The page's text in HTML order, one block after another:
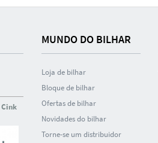
Cink
MUNDO DO BILHAR
Loja de bilhar
Bloque de bilhar
Ofertas de bilhar
Novidades do bilhar
Torne-se um distribuidor